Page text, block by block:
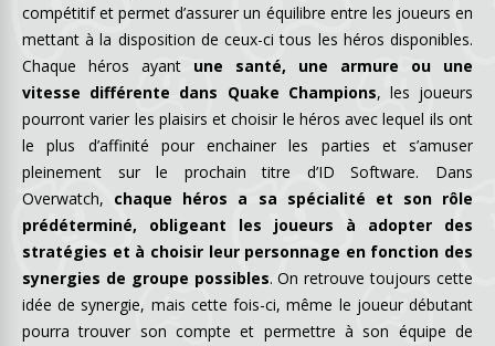
compétitif et permet d’assurer un équilibre entre les joueurs en
mettant à la disposition de ceux-ci tous les héros disponibles.
Chaque héros ayant une santé, une armure ou une
vitesse différente dans Quake Champions, les joueurs
pourront varier les plaisirs et choisir le héros avec lequel ils ont
le plus d’affinité pour enchainer les parties et s’amuser
pleinement sur le prochain titre d’ID Software. Dans
Overwatch, chaque héros a sa spécialité et son rôle
prédéterminé, obligeant les joueurs à adopter des
stratégies et à choisir leur personnage en fonction des
synergies de groupe possibles. On retrouve toujours cette
idée de synergie, mais cette fois-ci, même le joueur débutant
pourra trouver son compte et permettre à son équipe de